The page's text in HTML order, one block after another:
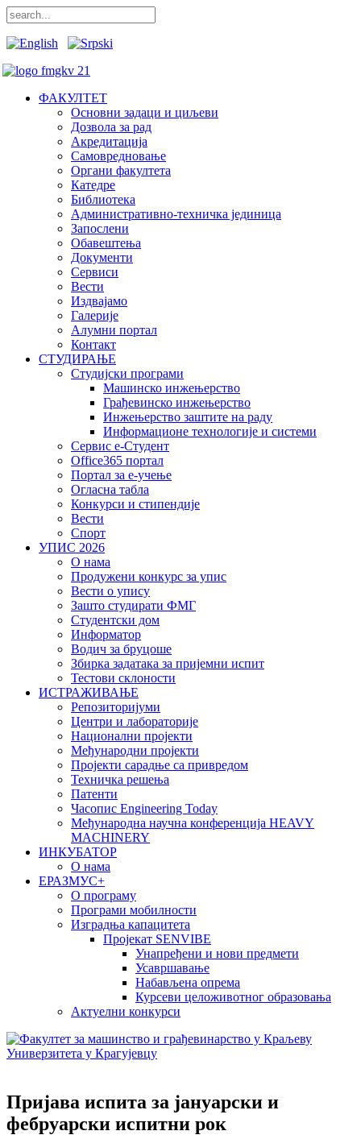
ФАКУЛТЕТ
Основни задаци и циљеви
Дозвола за рад
Акредитација
Самовредновање
Органи факултета
Катедре
Библиотека
Административно-техничка јединица
Запослени
Обавештења
Документи
Сервиси
Вести
Издвајамо
Галерије
Алумни портал
Контакт
СТУДИРАЊЕ
Студијски програми
Машинско инжењерство
Грађевинско инжењерство
Инжењерство заштите на раду
Информационе технологије и системи
Сервис е-Студент
Office365 портал
Портал за е-учење
Огласна табла
Конкурси и стипендије
Вести
Спорт
УПИС 2026
О нама
Продужени конкурс за упис
Вести о упису
Зашто студирати ФМГ
Студентски дом
Информатор
Водич за бруцоше
Збиркa задатака за пријемни испит
Тестови склоности
ИСТРАЖИВАЊЕ
Репозиторијуми
Центри и лабораторије
Национални пројекти
Међународни пројекти
Пројекти сарадње са привредом
Техничка решења
Патенти
Часопис Engineering Today
Међународна научна конференција HEAVY
MACHINERY
ИНКУБАТОР
О нама
EРАЗМУС+
О програму
Програми мобилности
Изградња капацитета
Пројекат SENVIBE
Унапређени и нови предмети
Усавршавање
Набављена опрема
Курсеви целоживотног образовања
Актуелни конкурси
Пријава испита за јануарски и
фебруарски испитни рок